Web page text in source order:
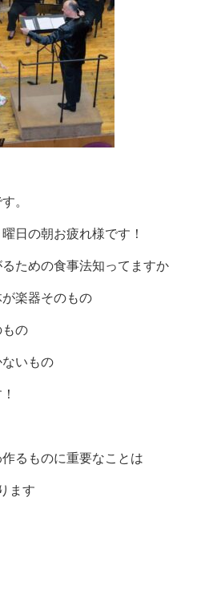
。
日の朝お疲れ様です！
ための食事法知ってますか
楽器そのもの
もの
いもの
るものに重要なことは
ます